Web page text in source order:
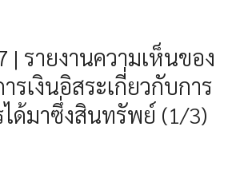
| รายงานความเห็นของ
รเงินอิสระเกี่ยวกับการ
ได้มาซึ่งสินทรัพย์ (1/3)